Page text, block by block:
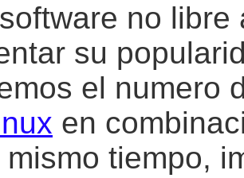
no
su
el numero
en
mismo tiempo,